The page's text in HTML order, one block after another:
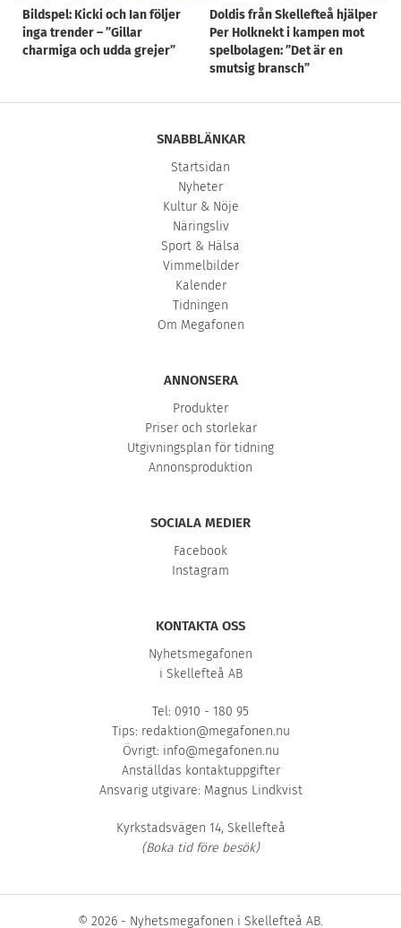
Bildspel: Kicki och Ian följer
inga trender – ”Gillar
charmiga och udda grejer”
Doldis från Skellefteå hjälper
Per Holknekt i kampen mot
spelbolagen: ”Det är en
smutsig bransch”
SNABBLÄNKAR
Startsidan
Nyheter
Kultur & Nöje
Näringsliv
Sport & Hälsa
Vimmelbilder
Kalender
Tidningen
Om Megafonen
ANNONSERA
Produkter
Priser och storlekar
Utgivningsplan för tidning
Annonsproduktion
SOCIALA MEDIER
Facebook
Instagram
KONTAKTA OSS
Nyhetsmegafonen
i Skellefteå AB
Tel: 0910 - 180 95
Tips: redaktion@megafonen.nu
Övrigt: info@megafonen.nu
Anställdas kontaktuppgifter
Ansvarig utgivare: Magnus Lindkvist
Kyrkstadsvägen 14, Skellefteå
(Boka tid före besök)
© 2026 - Nyhetsmegafonen i Skellefteå AB.